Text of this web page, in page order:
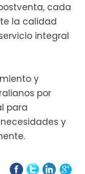
cada
la calidad
integral
y
por
para
y